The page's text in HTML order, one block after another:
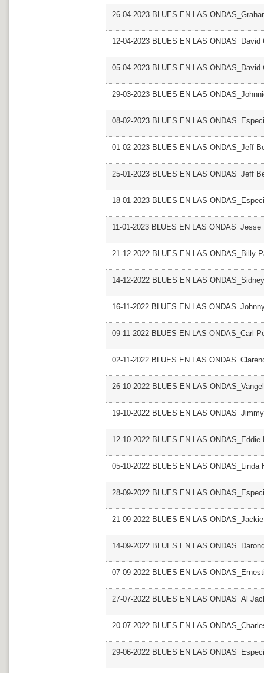
26-04-2023 BLUES EN LAS
12-04-2023 BLUES EN LAS ONDAS_David
05-04-2023 BLUES EN LAS ONDAS_David
29-03-2023 BLUES EN LAS
08-02-2023 BLUES EN LAS
01-02-2023 BLUES EN LAS ONDAS_Jeff
25-01-2023 BLUES EN LAS ONDAS_Jeff
18-01-2023 BLUES EN LAS
11-01-2023 BLUES EN LAS ONDAS_Jesse
21-12-2022 BLUES EN LAS ONDAS_Billy
14-12-2022 BLUES EN LAS
16-11-2022 BLUES EN LAS
09-11-2022 BLUES EN LAS ONDAS_Carl
02-11-2022 BLUES EN LAS
26-10-2022 BLUES EN LAS
19-10-2022 BLUES EN LAS
12-10-2022 BLUES EN LAS ONDAS_Eddie
05-10-2022 BLUES EN LAS ONDAS_Linda
28-09-2022 BLUES EN LAS
21-09-2022 BLUES EN LAS
14-09-2022 BLUES EN LAS
07-09-2022 BLUES EN LAS
27-07-2022 BLUES EN LAS ONDAS_Al
20-07-2022 BLUES EN LAS
29-06-2022 BLUES EN LAS